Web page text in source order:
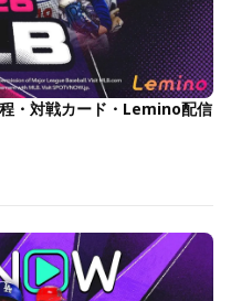
・対戦カード・Lemino配信